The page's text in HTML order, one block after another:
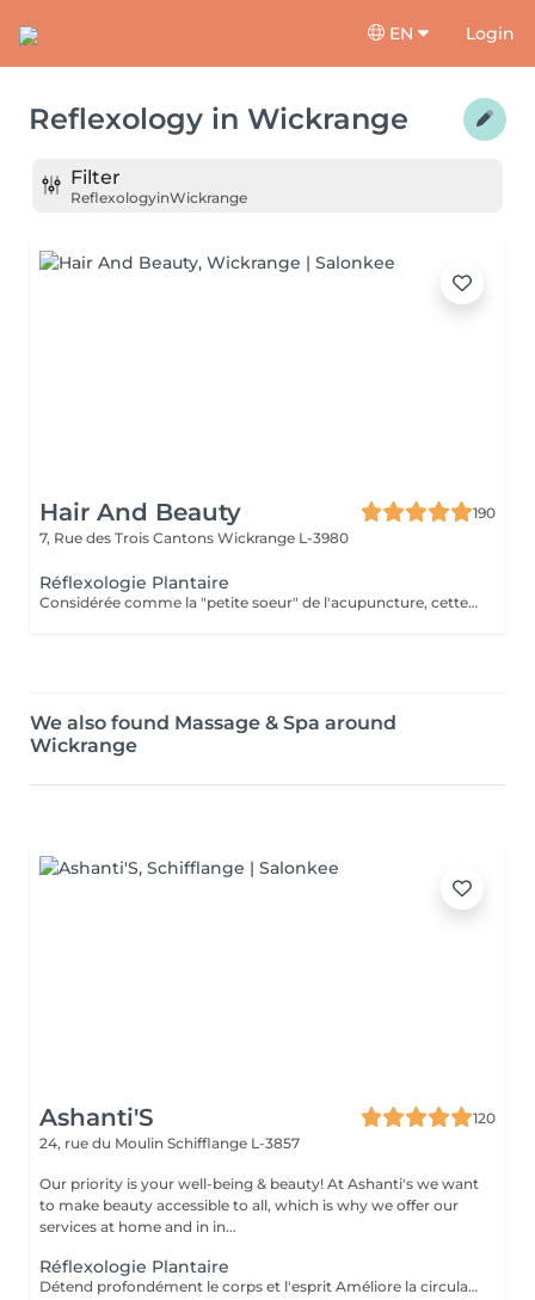
EN Login
Reflexology in Wickrange
Filter
ReflexologyinWickrange
Hair And Beauty
190
7, Rue des Trois Cantons Wickrange L-3980
Réflexologie Plantaire
Considérée comme la "petite soeur" de l'acupuncture, cette thérapie en médecine parallèle a pour but la prévention de la maladie, de malaises et de soulager sinon éradiquer les problèmes existants. Elle permet une approche différente et complémentaire de la médecine allopathique. Elle permet un traitement de fond. Les pressions, respirations agissent sur toutes les fonctions et organes du corps tout entier. Pour tous âges à "Consommer sans modération"
We also found Massage & Spa around
Wickrange
Ashanti'S
120
24, rue du Moulin Schifflange L-3857
Our priority is your well-being & beauty! At Ashanti's we want
to make beauty accessible to all, which is why we offer our
services at home and in in...
Réflexologie Plantaire
Détend profondément le corps et l'esprit Améliore la circulation sanguine et lymphatique Aide à éliminer les tensions et les blocages énergétiques Renforce le système immunitaire Idéal pour : se ressourcer, apaiser le mental et réharmoniser le corps naturellement